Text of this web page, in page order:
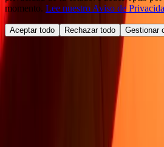
momento. Lee nuestro Aviso de
Aceptar todo Rechazar todo Gestionar